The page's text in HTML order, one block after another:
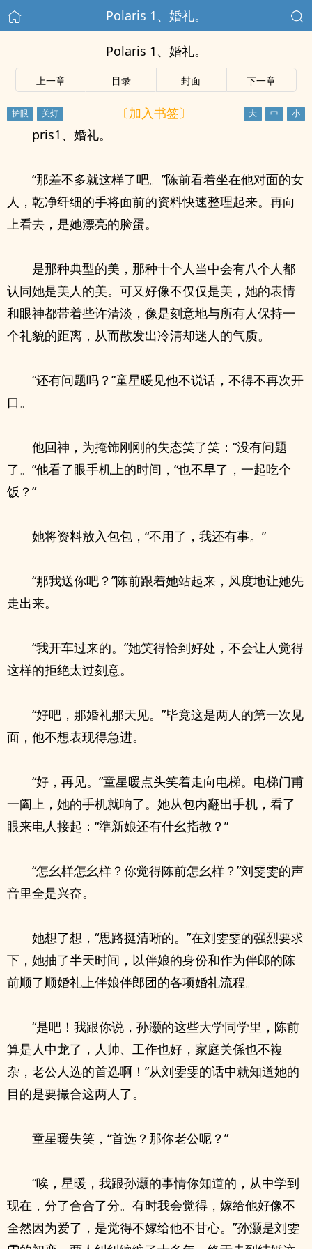
Polaris 1、婚礼。
Polaris 1、婚礼。
上一章 目录 封面 下一章
〔加入书签〕
pris1、婚礼。
“那差不多就这样了吧。”陈前看着坐在他对面的女
人，乾净纤细的手将面前的资料快速整理起来。再向
上看去，是她漂亮的脸蛋。
是那种典型的美，那种十个人当中会有八个人都
认同她是美人的美。可又好像不仅仅是美，她的表情
和眼神都带着些许清淡，像是刻意地与所有人保持一
个礼貌的距离，从而散发出冷清却迷人的气质。
“还有问题吗？”童星暖见他不说话，不得不再次开
口。
他回神，为掩饰刚刚的失态笑了笑：“没有问题
了。”他看了眼手机上的时间，“也不早了，一起吃个
饭？”
她将资料放入包包，“不用了，我还有事。”
“那我送你吧？”陈前跟着她站起来，风度地让她先
走出来。
“我开车过来的。”她笑得恰到好处，不会让人觉得
这样的拒绝太过刻意。
“好吧，那婚礼那天见。”毕竟这是两人的第一次见
面，他不想表现得急进。
“好，再见。”童星暖点头笑着走向电梯。电梯门甫
一阖上，她的手机就响了。她从包内翻出手机，看了
眼来电人接起：“準新娘还有什幺指教？”
“怎幺样怎幺样？你觉得陈前怎幺样？”刘雯雯的声
音里全是兴奋。
她想了想，“思路挺清晰的。”在刘雯雯的强烈要求
下，她抽了半天时间，以伴娘的身份和作为伴郎的陈
前顺了顺婚礼上伴娘伴郎团的各项婚礼流程。
“是吧！我跟你说，孙灏的这些大学同学里，陈前
算是人中龙了，人帅、工作也好，家庭关係也不複
杂，老公人选的首选啊！”从刘雯雯的话中就知道她的
目的是要撮合这两人了。
童星暖失笑，“首选？那你老公呢？”
“唉，星暖，我跟孙灏的事情你知道的，从中学到
现在，分了合合了分。有时我会觉得，嫁给他好像不
全然因为爱了，是觉得不嫁给他不甘心。”孙灏是刘雯